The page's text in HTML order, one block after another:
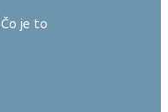
je to